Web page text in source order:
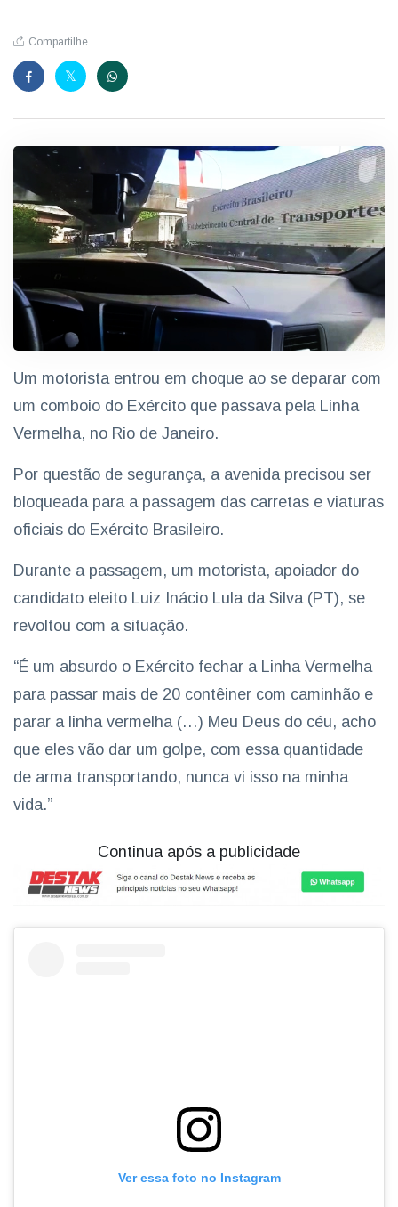
Compartilhe
Um motorista entrou em choque ao se deparar com
um comboio do Exército que passava pela Linha
Vermelha, no Rio de Janeiro.
Por questão de segurança, a avenida precisou ser
bloqueada para a passagem das carretas e viaturas
oficiais do Exército Brasileiro.
Durante a passagem, um motorista, apoiador do
candidato eleito Luiz Inácio Lula da Silva (PT), se
revoltou com a situação.
“É um absurdo o Exército fechar a Linha Vermelha
para passar mais de 20 contêiner com caminhão e
parar a linha vermelha (…) Meu Deus do céu, acho
que eles vão dar um golpe, com essa quantidade
de arma transportando, nunca vi isso na minha
vida.”
Continua após a publicidade
Ver essa foto no Instagram